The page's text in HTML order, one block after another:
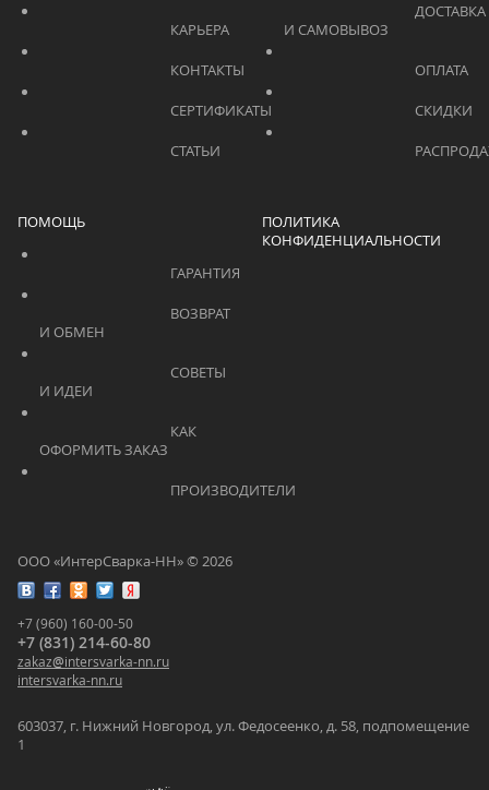
ООО «ИнтерСварка-НН» © 2026
+7 (960) 160-00-50
+7 (831) 214-60-80
zakaz@intersvarka-nn.ru
intersvarka-nn.ru
603037, г. Нижний Новгород, ул. Федосеенко, д. 58, подпомещение
1
			    		КАРЬЕРА
ПОМОЩЬ
ПОЛИТИКА
КОНФИДЕНЦИАЛЬНОСТИ